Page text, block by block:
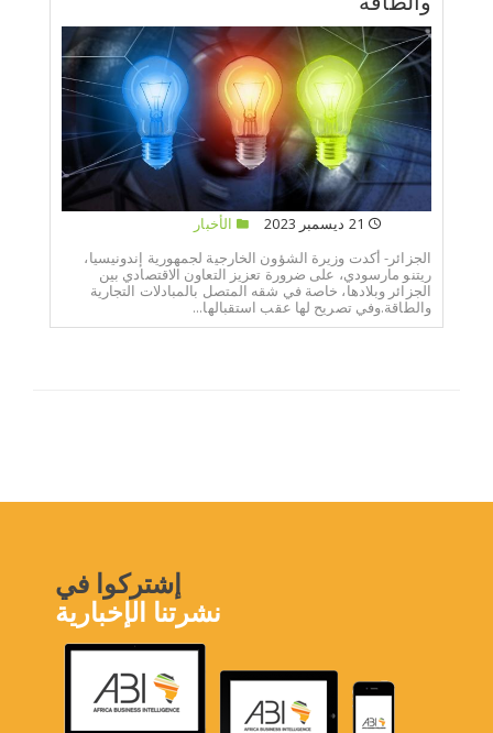
الأخبار
الجزائر- أكدت وزيرة الشؤون الخارجية لجمهورية إندونيسيا،
ريتنو مارسودي، على ضرورة تعزيز التعاون الاقتصادي بين
الجزائر وبلادها، خاصة في شقه المتصل بالمبادلات التجارية
والطاقة.وفي تصريح لها عقب استقبالها...
إشتركوا في
نشرتنا الإخبارية